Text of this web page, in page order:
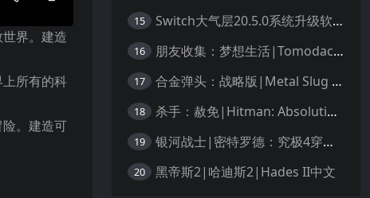
界。建造
所有的科
。建造可
15 Switch大气层20.5.0系统升级软硬破通用教程
16 朋友收集：梦想生活|Tomodachi Life: Living the Dream中文
17 合金弹头：战略版|Metal Slug Tactics中文
18 杀手：赦免|Hitman: Absolution汉化
19 银河战士|密特罗德：究极4穿越未知|Metroid Prime 4: Beyond中文
20 黑帝斯2|哈迪斯2|Hades II中文